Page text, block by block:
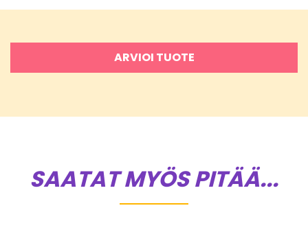
ARVIOI TUOTE
SAATAT MYÖS PITÄÄ...